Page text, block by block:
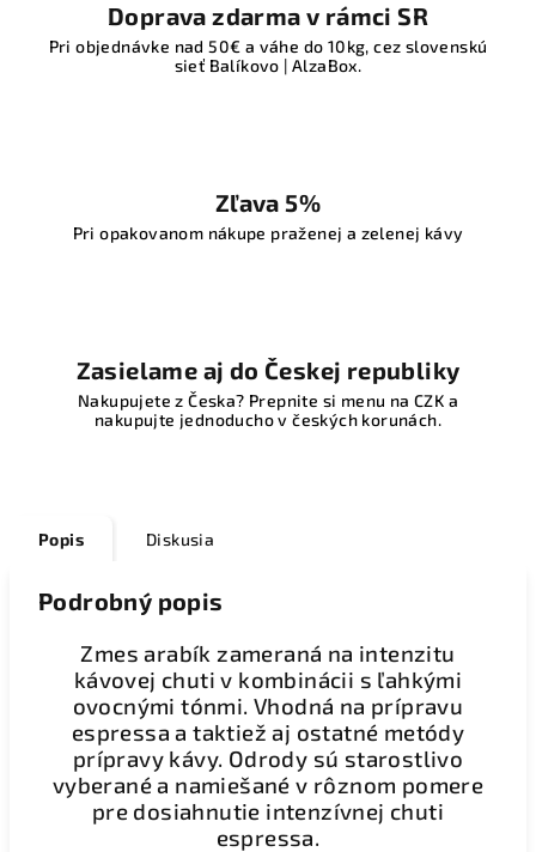
Doprava zdarma v rámci SR
Pri objednávke nad 50€ a váhe do 10kg, cez slovenskú
sieť Balíkovo | AlzaBox.
Zľava 5%
Pri opakovanom nákupe praženej a zelenej kávy
Zasielame aj do Českej republiky
Nakupujete z Česka? Prepnite si menu na CZK a
nakupujte jednoducho v českých korunách.
Popis Diskusia
Podrobný popis
Zmes arabík zameraná na intenzitu
kávovej chuti v kombinácii s ľahkými
ovocnými tónmi. Vhodná na prípravu
espressa a taktiež aj ostatné metódy
prípravy kávy. Odrody sú starostlivo
vyberané a namiešané v rôznom pomere
pre dosiahnutie intenzívnej chuti
espressa.